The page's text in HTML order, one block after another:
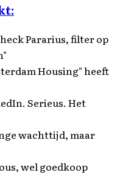
Pararius, filter op
Housing" heeft
Serieus. Het
wachttijd, maar
wel goedkoop